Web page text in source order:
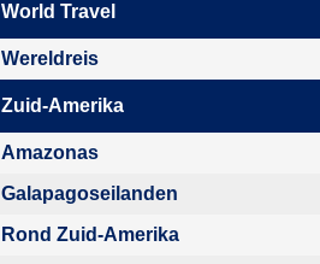
World Travel
Wereldreis
Zuid-Amerika
Amazonas
Galapagoseilanden
Rond Zuid-Amerika